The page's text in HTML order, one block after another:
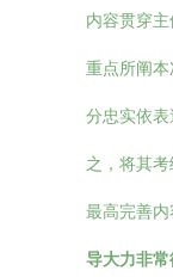
内容贯穿
重点所阐
分忠实依
之，将其
最高完善
导大力非常